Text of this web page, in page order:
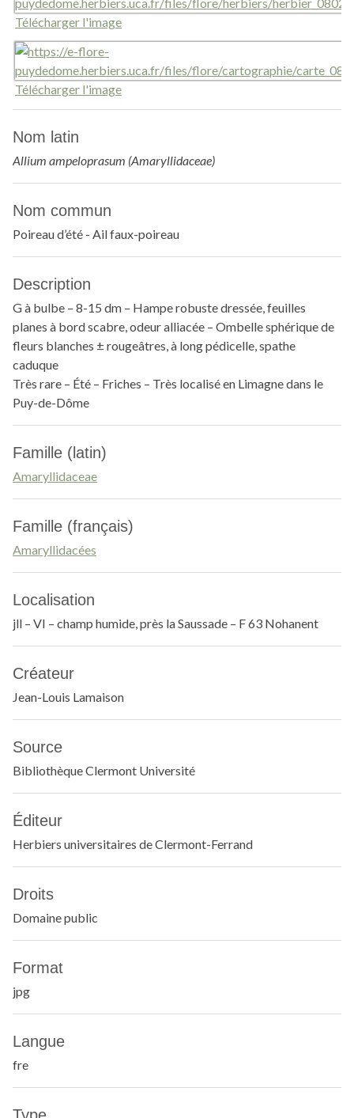
Télécharger l'image
Télécharger l'image
Nom latin
Allium ampeloprasum (Amaryllidaceae)
Nom commun
Poireau d’été - Ail faux-poireau
Description
G à bulbe – 8-15 dm – Hampe robuste dressée, feuilles
planes à bord scabre, odeur alliacée – Ombelle sphérique de
fleurs blanches ± rougeâtres, à long pédicelle, spathe
caduque
Très rare – Été – Friches – Très localisé en Limagne dans le
Puy-de-Dôme
Famille (latin)
Amaryllidaceae
Famille (français)
Amaryllidacées
Localisation
jll – VI – champ humide, près la Saussade – F 63 Nohanent
Créateur
Jean-Louis Lamaison
Source
Bibliothèque Clermont Université
Éditeur
Herbiers universitaires de Clermont-Ferrand
Droits
Domaine public
Format
jpg
Langue
fre